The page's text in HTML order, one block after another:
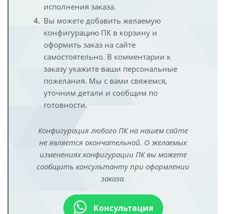
исполнения заказа.
Вы можете добавить желаемую
конфигурацию ПК в корзину и
оформить заказ на сайте
самостоятельно. В комментарии к
заказу укажите ваши персональные
пожелания. Мы с вами свяжемся,
уточним детали и сообщим по
готовности.
Конфигурация любого ПК на нашем сайте
не является окончательной. О желаемых
изменениях конфигурации ПК вы можете
сообщить консультанту при оформлении
заказа.
Консультация